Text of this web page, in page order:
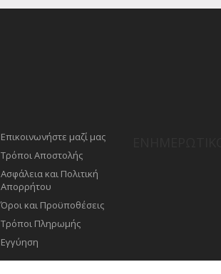
Επικοινωνήστε μαζί μας
Τρόποι Αποστολής
Ασφάλεια και Πολιτική
Απορρήτου
Όροι και Προϋποθέσεις
Τρόποι Πληρωμής
Εγγύηση